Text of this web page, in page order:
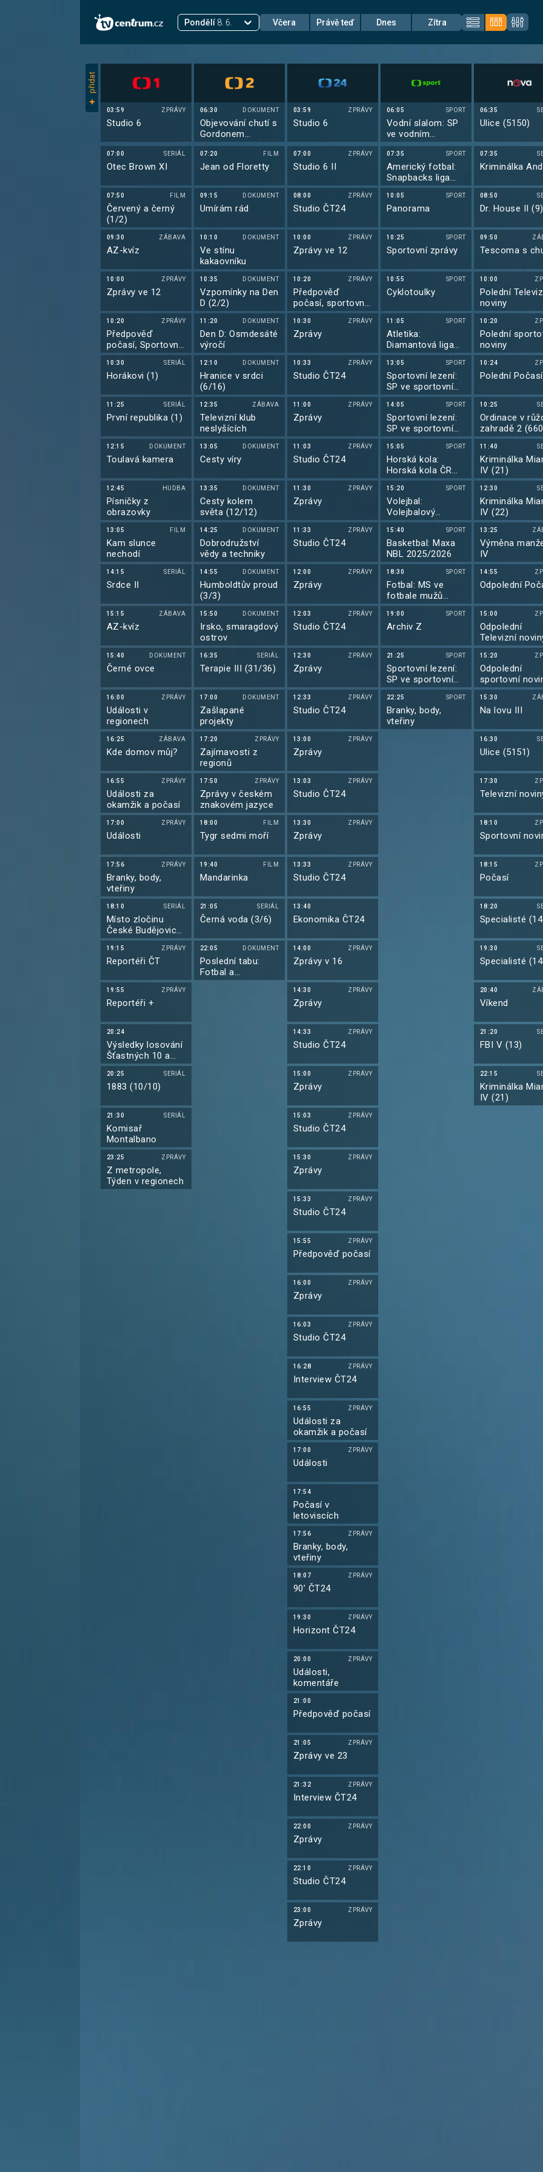
Pondělí 8. 6. Včera Právě teď Dnes Zítra
přidat
03:59 ZPRÁVY
Studio 6
07:00 SERIÁL
Otec Brown XI
07:50 FILM
Červený a černý
(1/2)
09:30 ZÁBAVA
AZ-kvíz
10:00 ZPRÁVY
Zprávy ve 12
10:20 ZPRÁVY
Předpověď
počasí, Sportovní
zprávy, Události v
regionech plus
10:30 SERIÁL
Horákovi (1)
11:25 SERIÁL
První republika (1)
12:15 DOKUMENT
Toulavá kamera
12:45 HUDBA
Písničky z
obrazovky
13:05 FILM
Kam slunce
nechodí
14:15 SERIÁL
Srdce II
15:15 ZÁBAVA
AZ-kvíz
15:40 DOKUMENT
Černé ovce
16:00 ZPRÁVY
Události v
regionech
16:25 ZÁBAVA
Kde domov můj?
16:55 ZPRÁVY
Události za
okamžik a počasí
17:00 ZPRÁVY
Události
17:56 ZPRÁVY
Branky, body,
vteřiny
18:10 SERIÁL
Místo zločinu
České Budějovice
(10/13)
19:15 ZPRÁVY
Reportéři ČT
19:55 ZPRÁVY
Reportéři +
20:24
Výsledky losování
Šťastných 10 a
Extra Renty
20:25 SERIÁL
1883 (10/10)
21:30 SERIÁL
Komisař
Montalbano
23:25 ZPRÁVY
Z metropole,
Týden v regionech
06:30 DOKUMENT
Objevování chutí s
Gordonem
Ramsaym
07:20 FILM
Jean od Floretty
09:15 DOKUMENT
Umírám rád
10:10 DOKUMENT
Ve stínu
kakaovníku
10:35 DOKUMENT
Vzpomínky na Den
D (2/2)
11:20 DOKUMENT
Den D: Osmdesáté
výročí
12:10 DOKUMENT
Hranice v srdci
(6/16)
12:35 ZÁBAVA
Televizní klub
neslyšících
13:05 DOKUMENT
Cesty víry
13:35 DOKUMENT
Cesty kolem
světa (12/12)
14:25 DOKUMENT
Dobrodružství
vědy a techniky
14:55 DOKUMENT
Humboldtův proud
(3/3)
15:50 DOKUMENT
Irsko, smaragdový
ostrov
16:35 SERIÁL
Terapie III (31/36)
17:00 DOKUMENT
Zašlapané
projekty
17:20 ZPRÁVY
Zajímavosti z
regionů
17:50 ZPRÁVY
Zprávy v českém
znakovém jazyce
18:00 FILM
Tygr sedmi moří
19:40 FILM
Mandarinka
21:05 SERIÁL
Černá voda (3/6)
22:05 DOKUMENT
Poslední tabu:
Fotbal a
homosexualita
03:59 ZPRÁVY
Studio 6
07:00 ZPRÁVY
Studio 6 II
08:00 ZPRÁVY
Studio ČT24
10:00 ZPRÁVY
Zprávy ve 12
10:20 ZPRÁVY
Předpověď
počasí, sportovní
zprávy
10:30 ZPRÁVY
Zprávy
10:33 ZPRÁVY
Studio ČT24
11:00 ZPRÁVY
Zprávy
11:03 ZPRÁVY
Studio ČT24
11:30 ZPRÁVY
Zprávy
11:33 ZPRÁVY
Studio ČT24
12:00 ZPRÁVY
Zprávy
12:03 ZPRÁVY
Studio ČT24
12:30 ZPRÁVY
Zprávy
12:33 ZPRÁVY
Studio ČT24
13:00 ZPRÁVY
Zprávy
13:03 ZPRÁVY
Studio ČT24
13:30 ZPRÁVY
Zprávy
13:33 ZPRÁVY
Studio ČT24
13:40
Ekonomika ČT24
14:00 ZPRÁVY
Zprávy v 16
14:30 ZPRÁVY
Zprávy
14:33 ZPRÁVY
Studio ČT24
15:00 ZPRÁVY
Zprávy
15:03 ZPRÁVY
Studio ČT24
15:30 ZPRÁVY
Zprávy
15:33 ZPRÁVY
Studio ČT24
15:55 ZPRÁVY
Předpověď počasí
16:00 ZPRÁVY
Zprávy
16:03 ZPRÁVY
Studio ČT24
16:28 ZPRÁVY
Interview ČT24
16:55 ZPRÁVY
Události za
okamžik a počasí
17:00 ZPRÁVY
Události
17:54
Počasí v
letoviscích
17:56 ZPRÁVY
Branky, body,
vteřiny
18:07 ZPRÁVY
90’ ČT24
19:30 ZPRÁVY
Horizont ČT24
20:00 ZPRÁVY
Události,
komentáře
21:00
Předpověď počasí
21:05 ZPRÁVY
Zprávy ve 23
21:32 ZPRÁVY
Interview ČT24
22:00 ZPRÁVY
Zprávy
22:10 ZPRÁVY
Studio ČT24
23:00 ZPRÁVY
Zprávy
06:05 SPORT
Vodní slalom: SP
ve vodním
slalomu 2026
07:35 SPORT
Americký fotbal:
Snapbacks liga
2026
10:05 SPORT
Panorama
10:25 SPORT
Sportovní zprávy
10:55 SPORT
Cyklotoulky
11:05 SPORT
Atletika:
Diamantová liga
2026
13:05 SPORT
Sportovní lezení:
SP ve sportovním
lezení 2026
14:05 SPORT
Sportovní lezení:
SP ve sportovním
lezení 2026
15:05 SPORT
Horská kola:
Horská kola ČR
2026
15:20 SPORT
Volejbal:
Volejbalový
magazín
15:40 SPORT
Basketbal: Maxa
NBL 2025/2026
18:30 SPORT
Fotbal: MS ve
fotbale mužů
2026
19:00 SPORT
Archiv Z
21:25 SPORT
Sportovní lezení:
SP ve sportovním
lezení 2026
22:25 SPORT
Branky, body,
vteřiny
06:35
Ulice (5150)
07:35
Kriminálka
08:50
Dr. House II (9)
09:50
Tescoma s
10:00
Polední
noviny
10:20
Polední
noviny
10:24
Polední Počasí
10:25
Ordinace v
zahradě 2
11:40
Kriminálka
IV (21)
12:30
Kriminálka
IV (22)
13:25
Výměna
IV
14:55
Odpolední
15:00
Odpolední
Televizní
15:20
Odpolední
sportovní
15:30
Na lovu III
16:30
Ulice (5151)
17:30
Televizní
18:10
Sportovní
18:15
Počasí
18:20
Specialisté
19:30
Specialisté
20:40
Víkend
21:20
FBI V (13)
22:15
Kriminálka
IV (21)